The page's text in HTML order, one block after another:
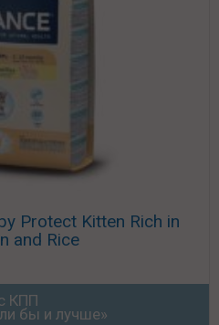
Protect Kitten Rich in
and Rice
КПП
бы и лучше»